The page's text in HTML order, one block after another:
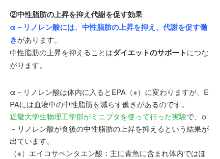
②中性脂肪の上昇を抑え代謝を促す効果
α－リノレン酸には、中性脂肪の上昇を抑え、代謝を促す働
きがあります。
中性脂肪の上昇を抑えることはダイエットのサポートにつな
がります。
α－リノレン酸は体内に入るとEPA（※）に変わりますが、E
PAには血液中の中性脂肪を減らす働きがあるのです。
近畿大学生物理工学部がミニブタを使って行った実験で、α
－リノレン酸が食後の中性脂肪の上昇を抑えるという結果が
出ています。
（※）エイコサペンタエン酸：主に青魚に含まれ体内ではほ